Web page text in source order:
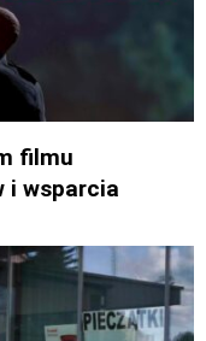
filmu
i wsparcia